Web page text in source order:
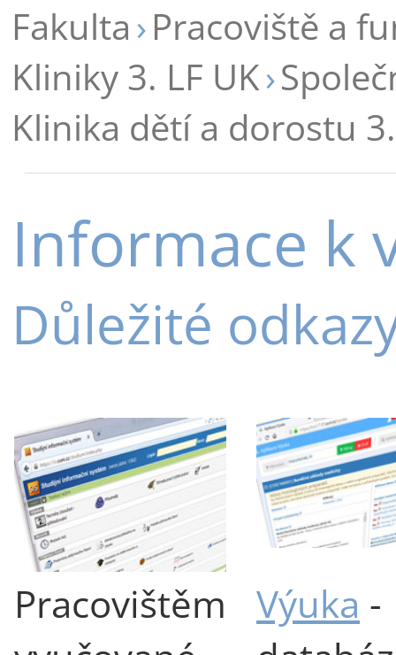
Fakulta Pracoviště a
Kliniky 3. LF UK
Klinika dětí a dorostu
Informace k
Důležité
Pracovištěm
Výuka -